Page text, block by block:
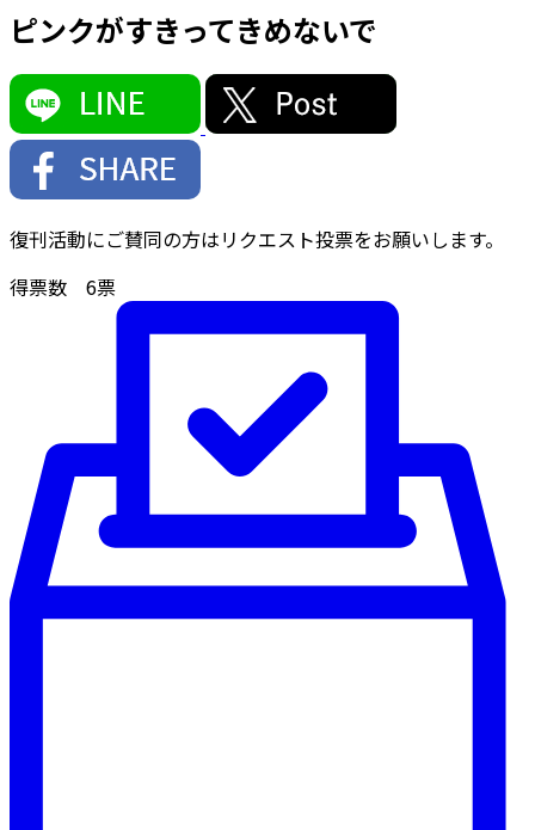
ピンクがすきってきめないで
復刊活動にご賛同の方はリクエスト投票をお願いします。
得票数 6票